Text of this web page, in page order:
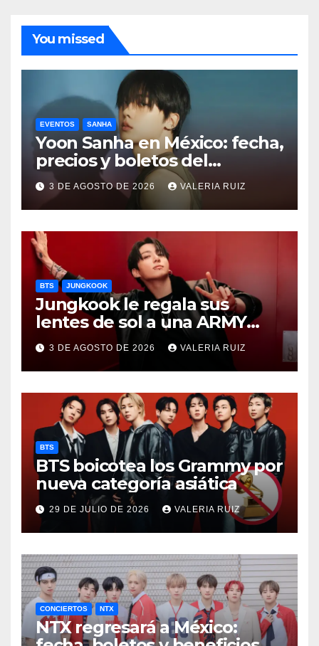
You missed
EVENTOS SANHA
Yoon Sanha en México: fecha,
precios y boletos del
FANCON
3 DE AGOSTO DE 2026 VALERIA RUIZ
BTS JUNGKOOK
Jungkook le regala sus
lentes de sol a una ARMY
durante concierto de BTS
3 DE AGOSTO DE 2026 VALERIA RUIZ
BTS
BTS boicotea los Grammy por
nueva categoría asiática
29 DE JULIO DE 2026 VALERIA RUIZ
CONCIERTOS NTX
NTX regresará a México: